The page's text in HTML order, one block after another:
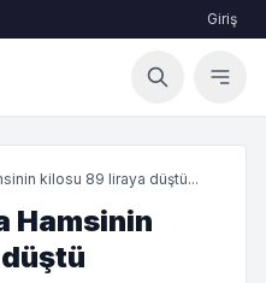
Giriş
kilosu 89 liraya düştü...
Hamsinin